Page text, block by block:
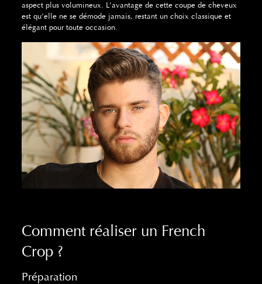
aspect plus volumineux. L’avantage de cette coupe de cheveux
est qu’elle ne se démode jamais, restant un choix classique et
élégant pour toute occasion.
Comment réaliser un French
Crop ?
Préparation